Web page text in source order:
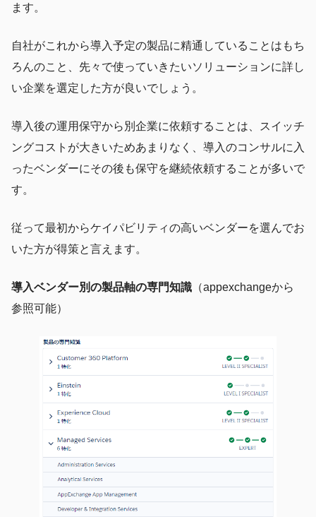
ます。
自社がこれから導入予定の製品に精通していることはもち
ろんのこと、先々で使っていきたいソリューションに詳し
い企業を選定した方が良いでしょう。
導入後の運用保守から別企業に依頼することは、スイッチ
ングコストが大きいためあまりなく、導入のコンサルに入
ったベンダーにその後も保守を継続依頼することが多いで
す。
従って最初からケイパビリティの高いベンダーを選んでお
いた方が得策と言えます。
導入ベンダー別の製品軸の専門知識 （appexchangeから
参照可能）